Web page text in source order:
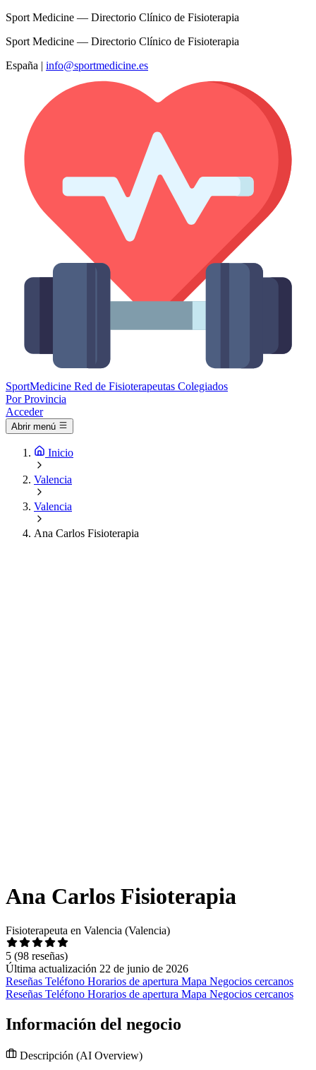
Sport Medicine — Directorio Clínico de Fisioterapia
Sport Medicine — Directorio Clínico de Fisioterapia
España | info@sportmedicine.es
SportMedicine Red de Fisioterapeutas Colegiados
Por Provincia
Acceder
Abrir menú
Inicio
Valencia
Valencia
Ana Carlos Fisioterapia
Ana Carlos Fisioterapia
Fisioterapeuta en Valencia (Valencia)
5 (98 reseñas)
Última actualización 22 de junio de 2026
Reseñas Teléfono Horarios de apertura Mapa Negocios cercanos
Reseñas Teléfono Horarios de apertura Mapa Negocios cercanos
Información del negocio
Descripción (AI Overview)